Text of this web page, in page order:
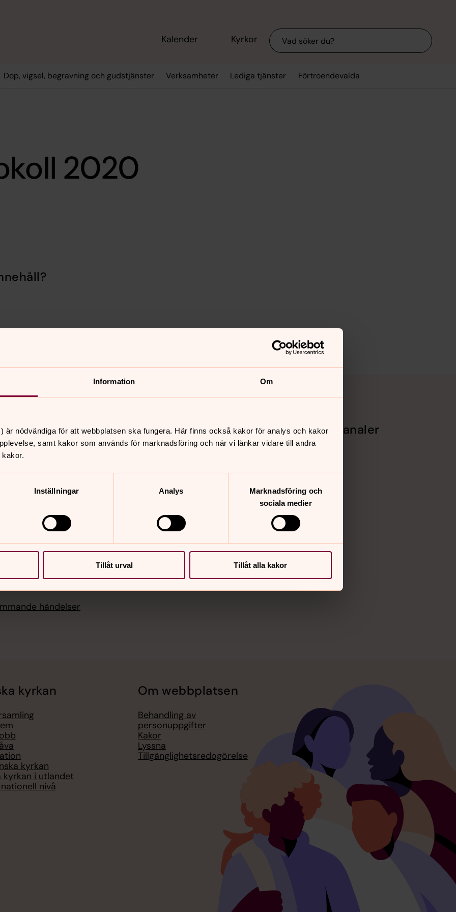
Information Om
är nödvändiga för att webbplatsen ska fungera. Här finns också kakor för analys och kakor
samt kakor som används för marknadsföring och när vi länkar vidare till andra
Inställningar Analys
Marknadsföring och
sociala medier
Tillåt urval Tillåt alla kakor
Kalender Kyrkor Sök
Dop, vigsel, begravning och gudstjänster Verksamheter Lediga tjänster Förtroendevalda
2020
händelser
Hitta snabbt
Expedition och bokning
Sidkarta
Sociala kanaler
Vimeo
kyrkan
kyrkan
kyrkan i utlandet
nivå
Om webbplatsen
Behandling av
personuppgifter
Kakor
Lyssna
Tillgänglighetsredogörelse